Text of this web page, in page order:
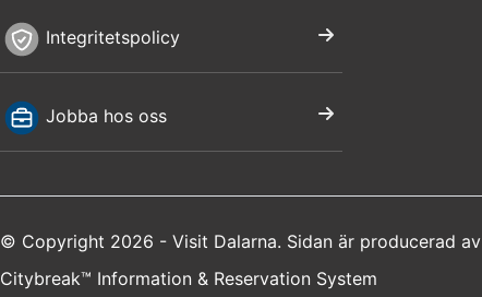
Integritetspolicy
Jobba hos oss
© Copyright 2026 - Visit Dalarna. Sidan är producerad av
Citybreak™ Information & Reservation System